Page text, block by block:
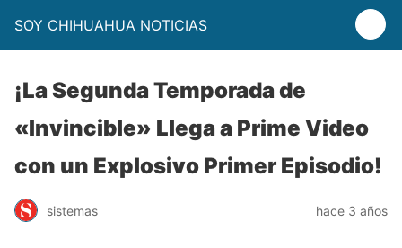
SOY CHIHUAHUA NOTICIAS
¡La Segunda Temporada de
«Invincible» Llega a Prime Video
con un Explosivo Primer Episodio!
sistemas hace 3 años